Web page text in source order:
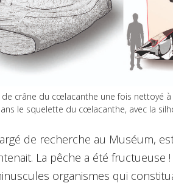
crâne du cœlacanthe une fois nettoyé à
le squelette du cœlacanthe, avec la
de recherche au Muséum,
La pêche a été fructueuse
organismes qui